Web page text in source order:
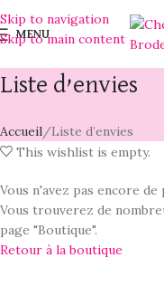
Skip to navigation
Skip to main content
MENU
Liste d’envies
Accueil
Liste d’envies
This wishlist is empty.
Vous n'avez pas encore
Vous trouverez de
page "Boutique".
Retour à la boutique